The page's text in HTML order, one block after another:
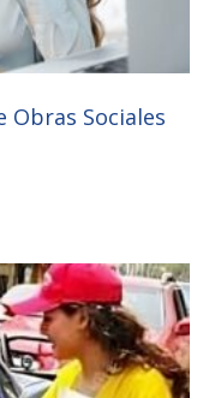
Obras Sociales